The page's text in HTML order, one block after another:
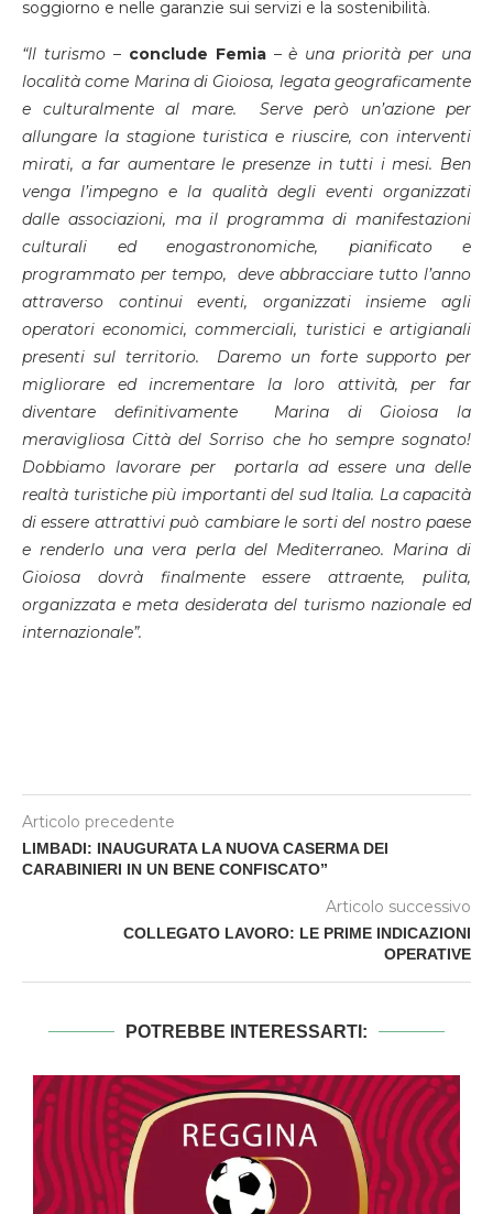
soggiorno e nelle garanzie sui servizi e la sostenibilità.
“Il turismo– conclude Femia–è una priorità per una
località come Marina di Gioiosa, legata geograficamente
e culturalmente al mare. Serve però un’azione per
allungare la stagione turistica e riuscire, con interventi
mirati, a far aumentare le presenze in tutti i mesi. Ben
venga l’impegno e la qualità degli eventi organizzati
dalle associazioni, ma il programma di manifestazioni
culturali ed enogastronomiche, pianificato e
programmato per tempo, deve abbracciare tutto l’anno
attraverso continui eventi, organizzati insieme agli
operatori economici, commerciali, turistici e artigianali
presenti sul territorio. Daremo un forte supporto per
migliorare ed incrementare la loro attività, per far
diventare definitivamente Marina di Gioiosa la
meravigliosa Città del Sorriso che ho sempre sognato!
Dobbiamo lavorare per portarla ad essere una delle
realtà turistiche più importanti del sud Italia. La capacità
di essere attrattivi può cambiare le sorti del nostro paese
e renderlo una vera perla del Mediterraneo. Marina di
Gioiosa dovrà finalmente essere attraente, pulita,
organizzata e meta desiderata del turismo nazionale ed
internazionale”.
Articolo precedente
LIMBADI: INAUGURATA LA NUOVA CASERMA DEI
CARABINIERI IN UN BENE CONFISCATO”
Articolo successivo
COLLEGATO LAVORO: LE PRIME INDICAZIONI
OPERATIVE
POTREBBE INTERESSARTI: